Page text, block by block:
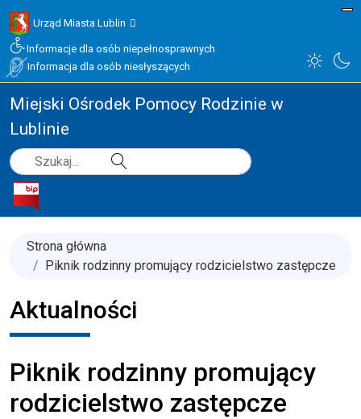
Urząd Miasta Lublin
Informacje dla osób niepełnosprawnych
Informacja dla osób niesłyszących
Miejski Ośrodek Pomocy Rodzinie w
Lublinie
Szukaj
Type 2 or more characters for results.
Strona główna
Piknik rodzinny promujący rodzicielstwo zastępcze
Aktualności
Piknik rodzinny promujący
rodzicielstwo zastępcze